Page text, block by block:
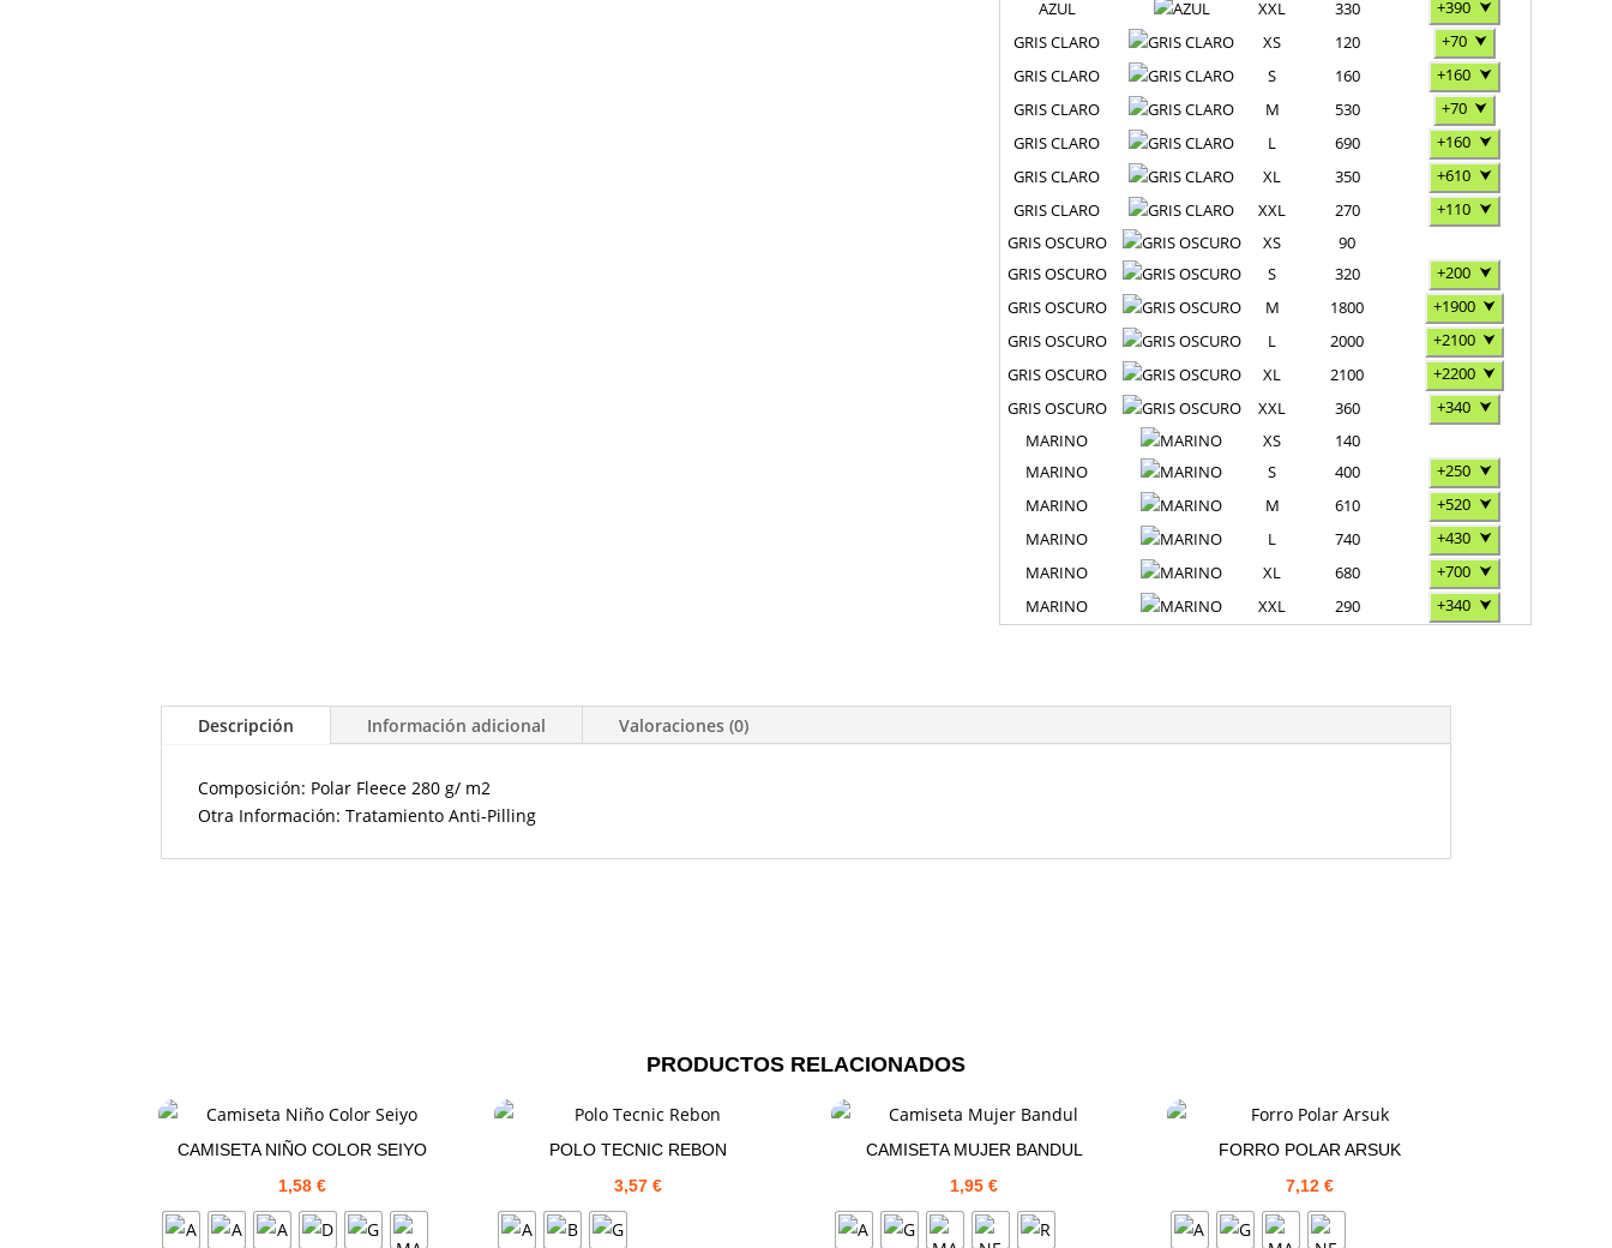
AZUL
XXL 330 +390 ⮟
GRIS CLARO
XS 120 +70 ⮟
GRIS CLARO
S 160 +160 ⮟
GRIS CLARO
M 530 +70 ⮟
GRIS CLARO
L 690 +160 ⮟
GRIS CLARO
XL 350 +610 ⮟
GRIS CLARO
XXL 270 +110 ⮟
GRIS OSCURO
XS
90
GRIS OSCURO
S 320 +200 ⮟
GRIS OSCURO
M 1800 +1900 ⮟
GRIS OSCURO
L 2000 +2100 ⮟
GRIS OSCURO
XL 2100 +2200 ⮟
GRIS OSCURO
XXL 360 +340 ⮟
MARINO
XS
140
MARINO
S 400 +250 ⮟
MARINO
M 610 +520 ⮟
MARINO
L 740 +430 ⮟
MARINO
XL 680 +700 ⮟
MARINO
XXL 290 +340 ⮟
Descripción Información adicional Valoraciones (0)
Composición: Polar Fleece 280 g/ m2
Otra Información: Tratamiento Anti-Pilling
PRODUCTOS RELACIONADOS
CAMISETA NIÑO COLOR SEIYO
1,58 €
POLO TECNIC REBON
3,57 €
CAMISETA MUJER BANDUL
1,95€
FORRO POLAR ARSUK
7,12€